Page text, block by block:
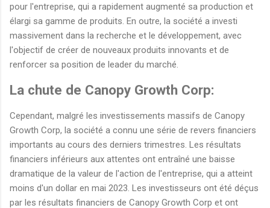
pour l'entreprise, qui a rapidement augmenté sa production et
élargi sa gamme de produits. En outre, la société a investi
massivement dans la recherche et le développement, avec
l'objectif de créer de nouveaux produits innovants et de
renforcer sa position de leader du marché.
La chute de Canopy Growth Corp:
Cependant, malgré les investissements massifs de Canopy
Growth Corp, la société a connu une série de revers financiers
importants au cours des derniers trimestres. Les résultats
financiers inférieurs aux attentes ont entraîné une baisse
dramatique de la valeur de l'action de l'entreprise, qui a atteint
moins d'un dollar en mai 2023. Les investisseurs ont été déçus
par les résultats financiers de Canopy Growth Corp et ont